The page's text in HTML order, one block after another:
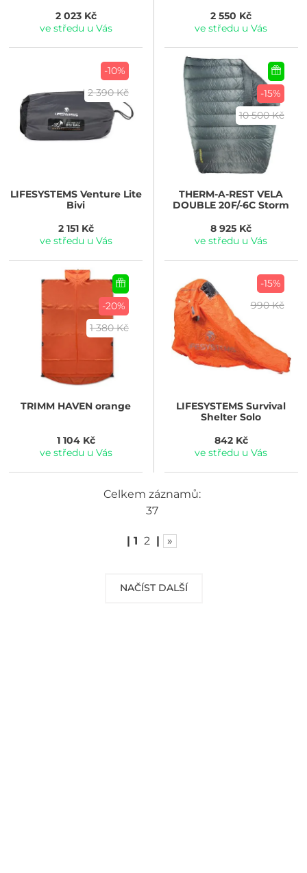
2 023 Kč
ve středu u Vás
2 550 Kč
ve středu u Vás
-10%
2 390 Kč
LIFESYSTEMSVenture Lite
Bivi
2 151 Kč
ve středu u Vás
-15%
10 500 Kč
THERM-A-REST VELA
DOUBLE 20F/-6C Storm
8 925 Kč
ve středu u Vás
-20%
1 380 Kč
TRIMM HAVEN orange
1 104 Kč
ve středu u Vás
-15%
990 Kč
LIFESYSTEMS Survival
Shelter Solo
842 Kč
ve středu u Vás
NAČÍST DALŠÍ
Celkem záznamů:
37
| 1 2 | »